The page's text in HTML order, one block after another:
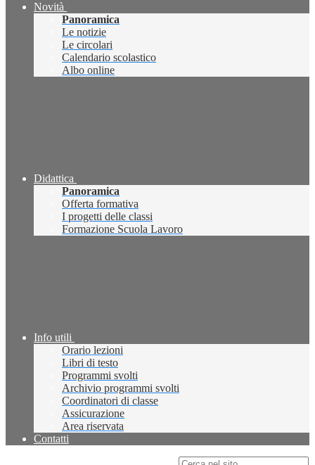
Novità
Panoramica
Le notizie
Le circolari
Calendario scolastico
Albo online
Didattica
Panoramica
Offerta formativa
I progetti delle classi
Formazione Scuola Lavoro
Info utili
Orario lezioni
Libri di testo
Programmi svolti
Archivio programmi svolti
Coordinatori di classe
Assicurazione
Area riservata
Contatti